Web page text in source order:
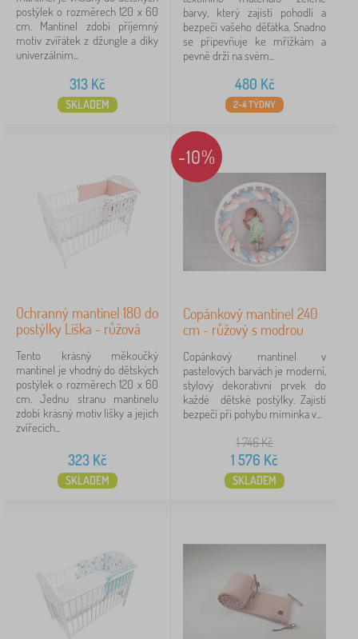
Vyhledat v rámci filtru
Dostupnost
postýlek o rozměrech 120 x 60
cm. Mantinel zdobí příjemný
motiv zvířátek z džungle a díky
univerzálním...
313Kč
SKLADEM
barvy, který zajistí pohodlí a
bezpečí vašeho děťátka. Snadno
se připevňuje ke mřížkám a
pevně drží na svém...
480 Kč
2-4 TÝDNY
Ochranný mantinel 180 do
postýlky Liška - růžová
Tento krásný měkoučký
mantinel je vhodný do dětských
postýlek o rozměrech 120 x 60
cm. Jednu stranu mantinelu
zdobí krásný motiv lišky a jejich
zvířecích...
323Kč
SKLADEM
-10%
Copánkový mantinel 240
cm - růžový s modrou
Copánkový mantinel v
pastelových barvách je moderní,
stylový dekorativní prvek do
každé dětské postýlky. Zajistí
bezpečí při pohybu miminka v...
1 746Kč
1 576 Kč
SKLADEM